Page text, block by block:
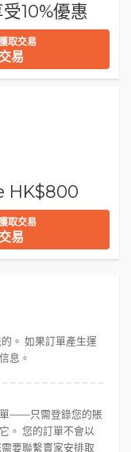
10%優惠
取交易
交易
HK$800
取交易
交易
。 如果訂單產生運
息。
單——只需登錄您的賬
。 您的訂單不會以
要聯繫賣家安排取